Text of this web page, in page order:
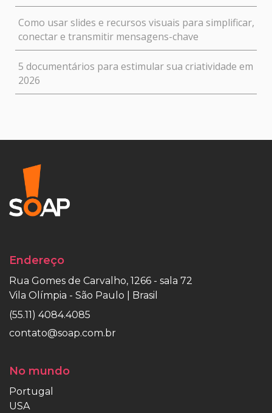
Como usar slides e recursos visuais para simplificar,
conectar e transmitir mensagens-chave
5 documentários para estimular sua criatividade em
2026
Endereço
Rua Gomes de Carvalho, 1266 - sala 72
Vila Olímpia - São Paulo | Brasil
(55.11) 4084.4085
contato@soap.com.br
No mundo
Portugal
USA